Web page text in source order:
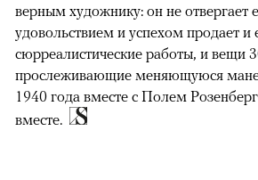
верным художнику: он не отвергает
удовольствием и успехом продает и
сюрреалистические работы, и вещи
прослеживающие меняющуюся
1940 года вместе с Полем
вместе.